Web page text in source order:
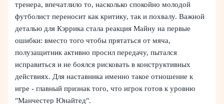
тренера, впечатлило то, насколько спокойно молодой
футболист переносит как критику, так и похвалу. Важной
деталью для Кэррика стала реакция Майну на первые
ошибки: вместо того чтобы прятаться от мяча,
полузащитник активно просил передачу, пытался
исправиться и не боялся рисковать в конструктивных
действиях. Для наставника именно такое отношение к
игре - главный признак того, что игрок готов к уровню
"Манчестер Юнайтед".